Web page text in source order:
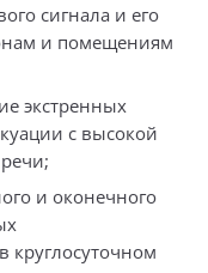
сигнала и его
и помещениям
экстренных
с высокой
и оконечного
круглосуточном